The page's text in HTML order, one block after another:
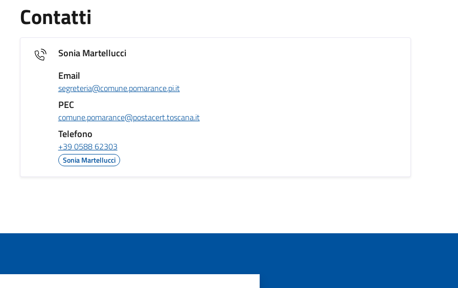
Contatti
Sonia Martellucci
Email
segreteria@comune.pomarance.pi.it
PEC
comune.pomarance@postacert.toscana.it
Telefono
+39 0588 62303
Sonia Martellucci